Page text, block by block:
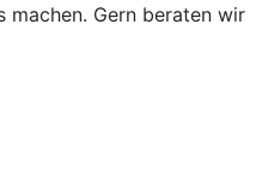
machen. Gern beraten wir